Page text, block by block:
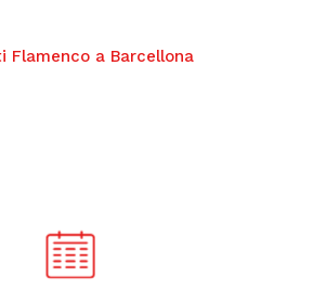
Flamenco a Barcellona